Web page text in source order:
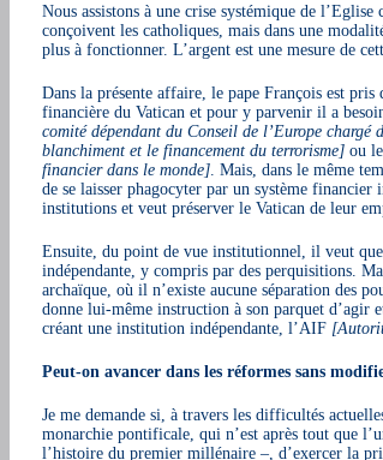
Nous assistons à une crise systémique de
conçoivent les catholiques, mais dans une
plus à fonctionner. L’argent est une mesure de
Dans la présente affaire, le pape François est
financière du Vatican et pour y parvenir il a
comité dépendant du Conseil de l’Europe chargé
blanchiment et le financement du terrorisme]ou le
financier dans le monde]. Mais, dans le même
de se laisser phagocyter par un système
institutions et veut préserver le Vatican de leur
Ensuite, du point de vue institutionnel, il veut
indépendante, y compris par des perquisitions.
archaïque, où il n’existe aucune séparation des
donne lui-même instruction à son parquet d’agir
créant une institution indépendante, l’AIF
Peut-on avancer dans les réformes sans
Je me demande si, à travers les difficultés
monarchie pontificale, qui n’est après tout que
l’histoire du premier millénaire –, d’exercer la